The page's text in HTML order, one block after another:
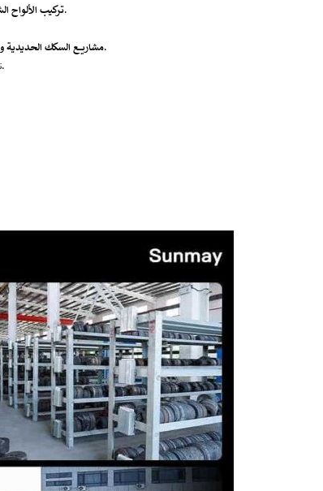
تركيب الألواحيوفر مقاومة طويلة الأمد للطقس، مما يجعله مثاليًا للهياكل الكهروضوئية الخارجية وأقواس الطاقة الشمسية.
مشاريع السكك الحديديةيلبي متطلبات السلامة والمتانة لمحطات القطارات، وأغطية السلالم المتحركة، ومكونات البنية التحتية العامة.
يسمح لها بالخدمة في الأدوار الوظيفية والديكورية عبر مختلف الصناعات.